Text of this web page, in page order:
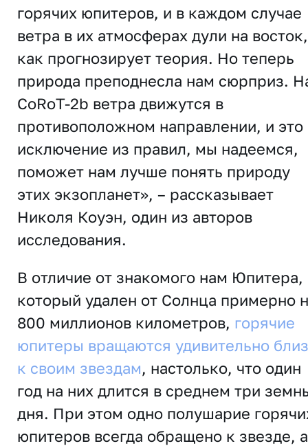
горячих юпитеров, и в каждом случае
ветра в их атмосферах дули на восток,
как прогнозирует теория. Но теперь
природа преподнесла нам сюрприз.
CoRoT-2b ветра движутся в
противоположном направлении, и это
исключение из правил, мы надеемся,
поможет нам лучше понять природу
этих экзопланет», – рассказывает
Николя Коуэн, один из авторов
исследования.
В отличие от знакомого нам Юпитера,
который удален от Солнца примерно
800 миллионов километров, горячие
юпитеры вращаются удивительно
к своим звездам, настолько, что один
год на них длится в среднем три
дня. При этом одно полушарие
юпитеров всегда обращено к звезде, а